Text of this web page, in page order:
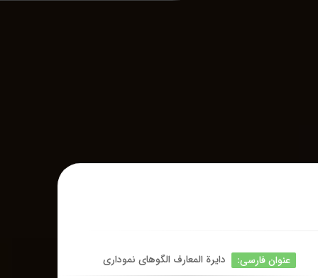
عنوان فارسی: دایرة المعارف الگوهای نموداری